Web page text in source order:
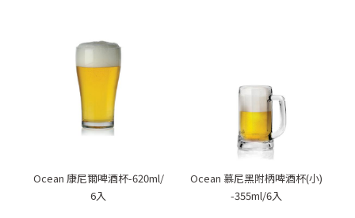
Ocean 康尼爾啤酒杯-620ml/
6入
Ocean 慕尼黑附柄啤酒杯(小)
-355ml/6入